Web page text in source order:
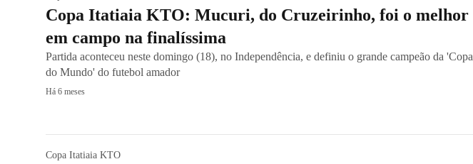
Copa Itatiaia KTO: Mucuri, do Cruzeirinho, foi o melhor
em campo na finalíssima
Partida aconteceu neste domingo (18), no Independência, e definiu o grande campeão da 'Copa
do Mundo' do futebol amador
Há 6 meses
Copa Itatiaia KTO